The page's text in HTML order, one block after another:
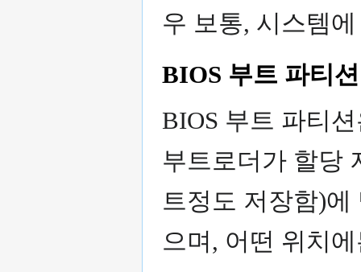
우 보통, 시스템
BIOS 부트 파티션
BIOS 부트 파티
부트로더가 할당
트정도 저장함)
으며, 어떤 위치